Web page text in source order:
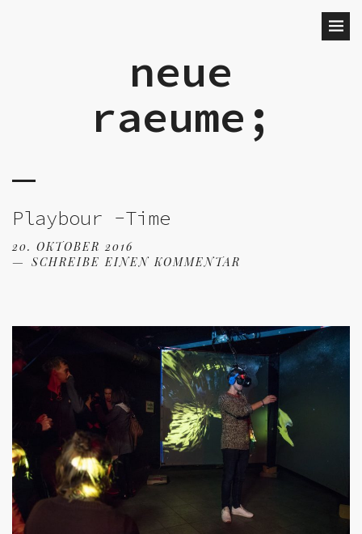
neue
raeume;
Playbour -Time
20. OKTOBER 2016
SCHREIBE EINEN KOMMENTAR